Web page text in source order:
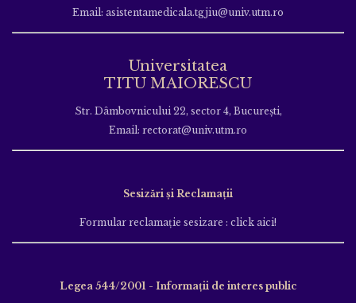
Email: asistentamedicala.tgjiu@univ.utm.ro
Universitatea
TITU MAIORESCU
Str. Dâmbovnicului 22, sector 4, București,
Email: rectorat@univ.utm.ro
Sesizări și Reclamații
Formular reclamație sesizare : click aici!
Legea 544/2001 - Informații de interes public